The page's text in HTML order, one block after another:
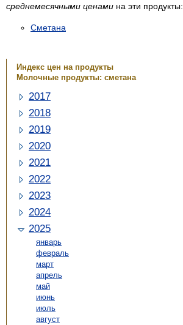
среднемесячными ценами на эти продукты:
Сметана
Индекс цен на продукты
Молочные продукты: сметана
2017
2018
2019
2020
2021
2022
2023
2024
2025
январь
февраль
март
апрель
май
июнь
июль
август